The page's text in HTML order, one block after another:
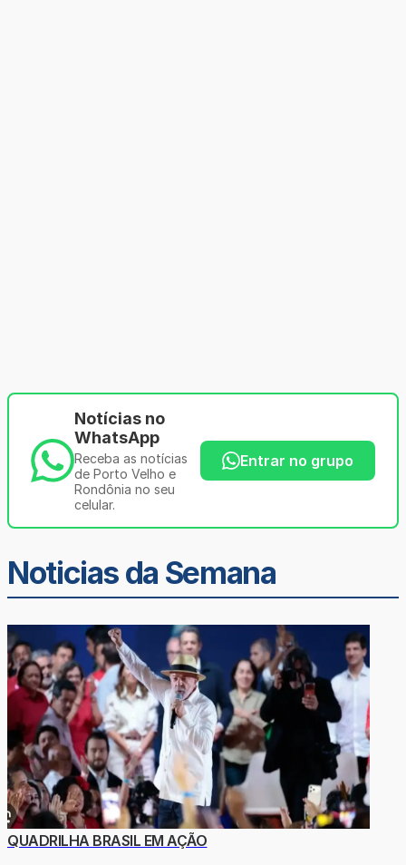
Notícias no
WhatsApp
Receba as notícias
de Porto Velho e
Rondônia no seu
celular.
Entrar no grupo
Noticias da Semana
QUADRILHA BRASIL EM AÇÃO